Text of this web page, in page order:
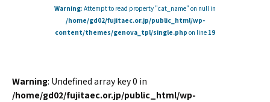
Warning: Attempt to read property "cat_name" on null in
/home/gd02/fujitaec.or.jp/public_html/wp-
content/themes/genova_tpl/single.php on line 19
Warning: Undefined array key 0 in
/home/gd02/fujitaec.or.jp/public_html/wp-